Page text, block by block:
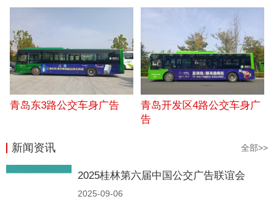
青岛东3路公交车身广告
青岛开发区4路公交车身广
告
新闻资讯 全部>>
2025桂林第六届中国公交广告联谊会
2025-09-06